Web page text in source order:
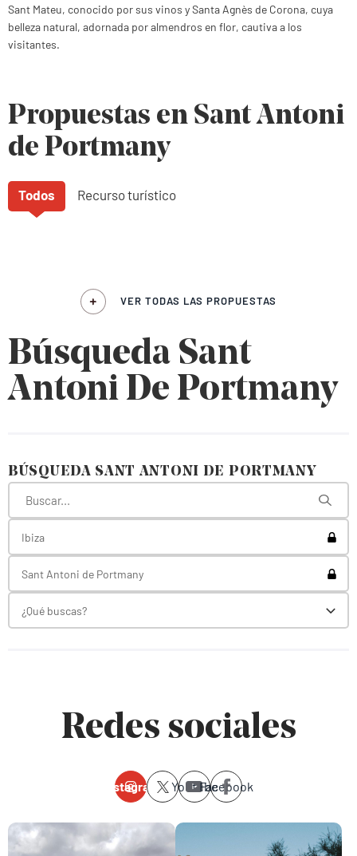
Sant Mateu, conocido por sus vinos y Santa Agnès de Corona, cuya
belleza natural, adornada por almendros en flor, cautiva a los
visitantes.
Propuestas en Sant Antoni
de Portmany
Todos Recurso turístico
VER TODAS LAS PROPUESTAS
Búsqueda Sant
Antoni De Portmany
BÚSQUEDA SANT ANTONI DE PORTMANY
Ibiza
Sant Antoni de Portmany
¿Qué buscas?
Redes sociales
Instagram YoutubeFacebook